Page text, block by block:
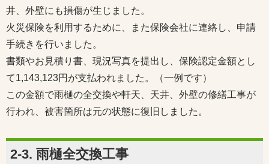
井、外壁にも損傷が生じました。
火災保険を利用するために、また保険会社に連絡し、申請
手続きを行いました。
書類やお見積り書、現況写真を提出し、保険認定金額とし
て1,143,123円が支払われました。（一例です）
この金額で雨樋の全交換や軒天、天井、外壁の修繕工事が
行われ、被害箇所は元の状態に復旧しました。
2-3. 雨樋全交換工事